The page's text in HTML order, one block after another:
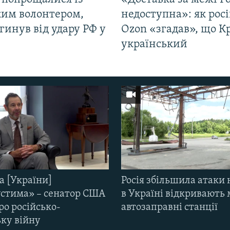
волонтером,
від удару РФ у
недоступна»: як
Ozon «згадав», що
український
[України]
– сенатор США
російсько-
війну
Росія збільшила атаки
в Україні відкривають
автозаправні станції